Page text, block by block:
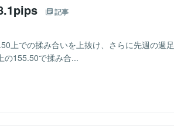
記事
上での揉み合いを上抜け、さらに先週の週足
の155.50で揉み合...